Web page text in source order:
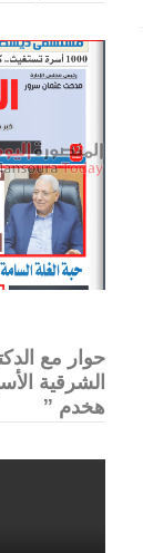
حوار مع
الشرقية
هخدم ”